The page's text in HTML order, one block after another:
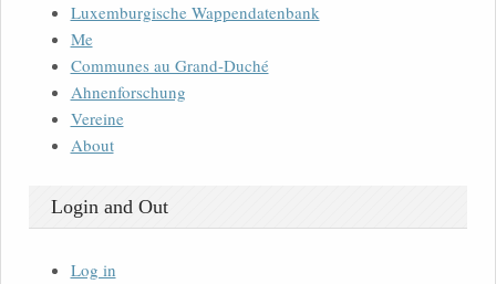
Luxemburgische Wappendatenbank
Me
Communes au Grand-Duché
Ahnenforschung
Vereine
About
Login and Out
Log in